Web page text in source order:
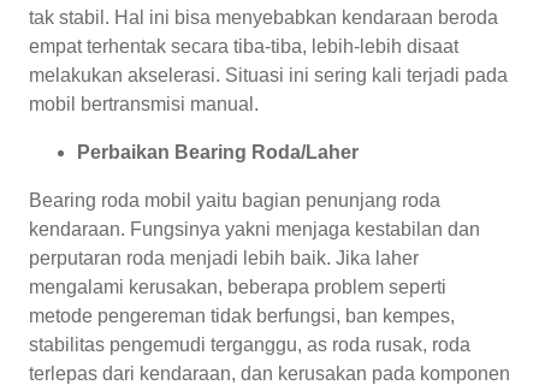
tak stabil. Hal ini bisa menyebabkan kendaraan beroda
empat terhentak secara tiba-tiba, lebih-lebih disaat
melakukan akselerasi. Situasi ini sering kali terjadi pada
mobil bertransmisi manual.
Perbaikan Bearing Roda/Laher
Bearing roda mobil yaitu bagian penunjang roda
kendaraan. Fungsinya yakni menjaga kestabilan dan
perputaran roda menjadi lebih baik. Jika laher
mengalami kerusakan, beberapa problem seperti
metode pengereman tidak berfungsi, ban kempes,
stabilitas pengemudi terganggu, as roda rusak, roda
terlepas dari kendaraan, dan kerusakan pada komponen